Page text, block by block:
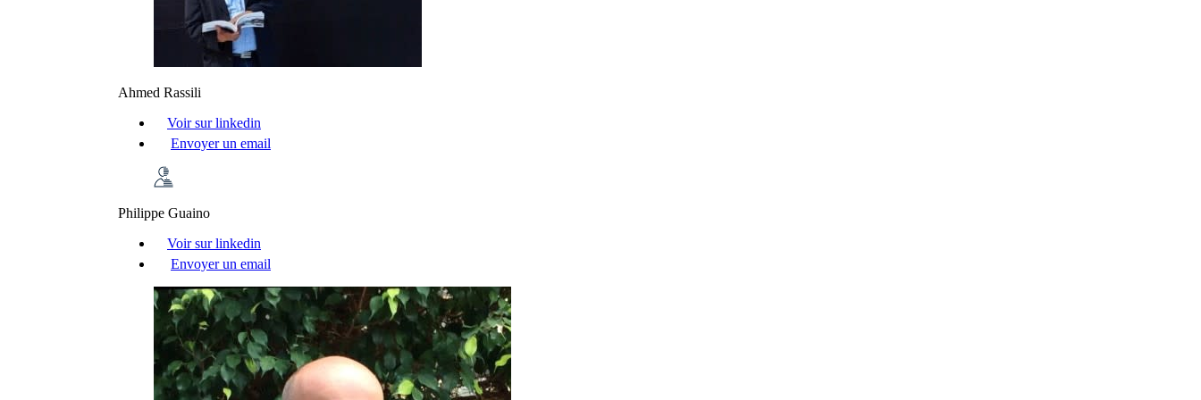
Ahmed Rassili
Voir sur linkedin
Envoyer un email
Philippe Guaino
Voir sur linkedin
Envoyer un email